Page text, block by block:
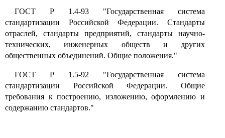
ГОСТ Р1.4-93"Государственная система
стандартизации Российской Федерации. Стандарты
отраслей, стандарты предприятий, стандарты научно-
технических, инженерных обществ и других
общественных объединений. Общие положения."
ГОСТ Р1.5-92 "Государственная система
стандартизации Российской Федерации. Общие
требования к построению, изложению, оформлению и
содержанию стандартов."